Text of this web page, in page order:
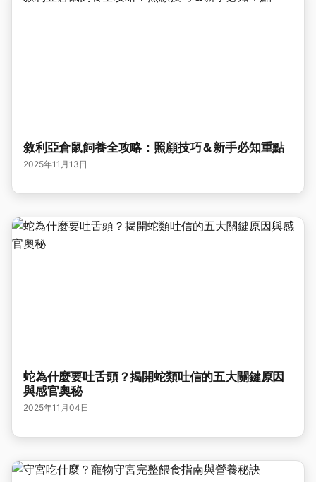
敘利亞倉鼠飼養全攻略：照顧技巧＆新手必知重點
2025年11月13日
蛇為什麼要吐舌頭？揭開蛇類吐信的五大關鍵原因
與感官奧秘
2025年11月04日